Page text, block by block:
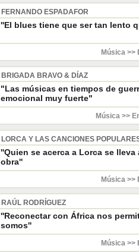
FERNANDO ESPADAFOR
''El blues tiene que ser tan lento
Música >>
BRIGADA BRAVO & DÍAZ
"Las músicas en tiempos de
emocional muy fuerte"
Música >>
LORCA Y LAS CANCIONES
''Quien se acerca a Lorca se
obra''
Música >>
RAÚL RODRÍGUEZ
''Reconectar con África nos
somos''
Música >>